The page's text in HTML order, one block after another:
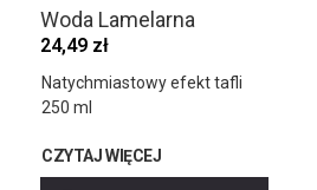
Woda Lamelarna
24,49 zł
Natychmiastowy efekt tafli
250 ml
CZYTAJ WIĘCEJ